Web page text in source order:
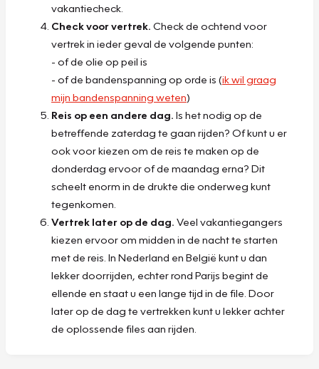
vakantiecheck.
Check voor vertrek. Check de ochtend voor
vertrek in ieder geval de volgende punten:
- of de olie op peil is
- of de bandenspanning op orde is (ik wil graag
mijn bandenspanning weten)
Reis op een andere dag. Is het nodig op de
betreffende zaterdag te gaan rijden? Of kunt u er
ook voor kiezen om de reis te maken op de
donderdag ervoor of de maandag erna? Dit
scheelt enorm in de drukte die onderweg kunt
tegenkomen.
Vertrek later op de dag. Veel vakantiegangers
kiezen ervoor om midden in de nacht te starten
met de reis. In Nederland en België kunt u dan
lekker doorrijden, echter rond Parijs begint de
ellende en staat u een lange tijd in de file. Door
later op de dag te vertrekken kunt u lekker achter
de oplossende files aan rijden.